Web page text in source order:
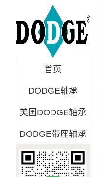
首页
DODGE轴承
美国DODGE轴承
DODGE带座轴承